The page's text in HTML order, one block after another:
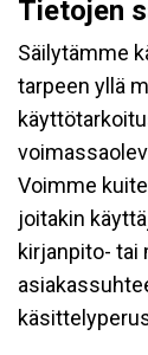
Tietojen
Säilytämme
tarpeen yllä
Voimme
joitakin
kirjanpito- tai